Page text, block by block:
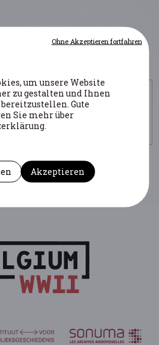
: UGent)
de/belgien-im-
joris.html
um unsere Website
zu gestalten und Ihnen
Gute
Sie mehr über
Akzeptieren
Ohne Akzeptieren fortfahren